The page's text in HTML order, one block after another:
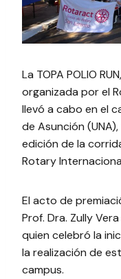
La TOPA POLIO
organizada por el
llevó a cabo en el
de Asunción
edición de la
Rotary
El acto de
Prof. Dra. Zully
quien celebró la
la realización de
campus.